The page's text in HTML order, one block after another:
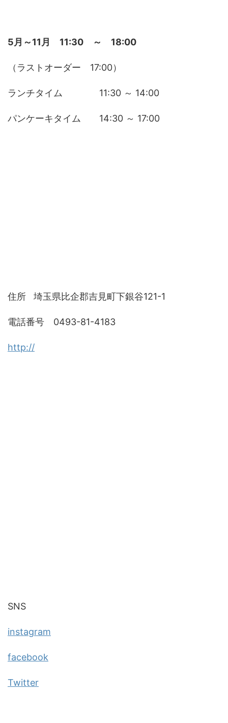
5月～11月 11:30 ～ 18:00
（ラストオーダー 17:00）
ランチタイム 11:30 ～ 14:00
パンケーキタイム 14:30 ～ 17:00
住所 埼玉県比企郡吉見町下銀谷121-1
電話番号 0493-81-4183
http://
SNS
instagram
facebook
Twitter